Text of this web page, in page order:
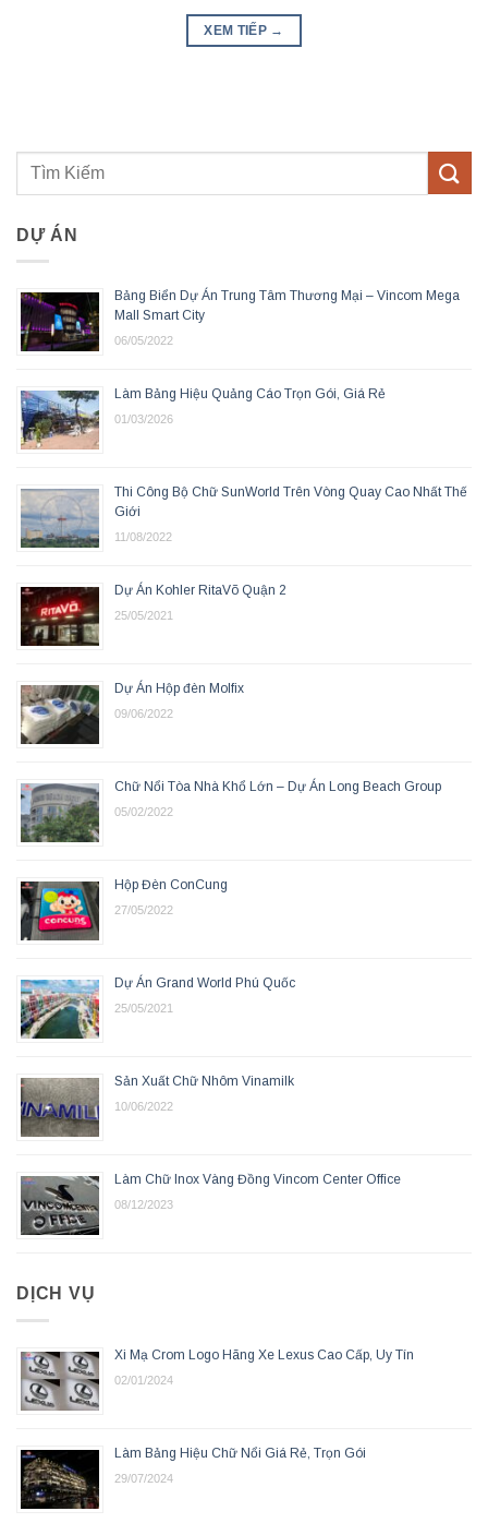
XEM TIẾP →
DỰ ÁN
Bảng Biển Dự Án Trung Tâm Thương Mại – Vincom Mega
Mall Smart City
06/05/2022
Làm Bảng Hiệu Quảng Cáo Trọn Gói, Giá Rẻ
01/03/2026
Thi Công Bộ Chữ SunWorld Trên Vòng Quay Cao Nhất Thế
Giới
11/08/2022
Dự Án Kohler RitaVõ Quận 2
25/05/2021
Dự Án Hộp đèn Molfix
09/06/2022
Chữ Nổi Tòa Nhà Khổ Lớn – Dự Án Long Beach Group
05/02/2022
Hộp Đèn ConCung
27/05/2022
Dự Án Grand World Phú Quốc
25/05/2021
Sản Xuất Chữ Nhôm Vinamilk
10/06/2022
Làm Chữ Inox Vàng Đồng Vincom Center Office
08/12/2023
DỊCH VỤ
Xi Mạ Crom Logo Hãng Xe Lexus Cao Cấp, Uy Tín
02/01/2024
Làm Bảng Hiệu Chữ Nổi Giá Rẻ, Trọn Gói
29/07/2024